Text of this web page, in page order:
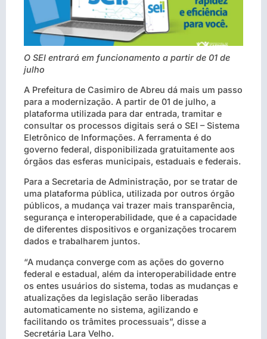
O SEI entrará em funcionamento a partir de 01 de
julho
A Prefeitura de Casimiro de Abreu dá mais um passo
para a modernização. A partir de 01 de julho, a
plataforma utilizada para dar entrada, tramitar e
consultar os processos digitais será o SEI – Sistema
Eletrônico de Informações. A ferramenta é do
governo federal, disponibilizada gratuitamente aos
órgãos das esferas municipais, estaduais e federais.
Para a Secretaria de Administração, por se tratar de
uma plataforma pública, utilizada por outros órgão
públicos, a mudança vai trazer mais transparência,
segurança e interoperabilidade, que é a capacidade
de diferentes dispositivos e organizações trocarem
dados e trabalharem juntos.
“A mudança converge com as ações do governo
federal e estadual, além da interoperabilidade entre
os entes usuários do sistema, todas as mudanças e
atualizações da legislação serão liberadas
automaticamente no sistema, agilizando e
facilitando os trâmites processuais”, disse a
Secretária Lara Velho.